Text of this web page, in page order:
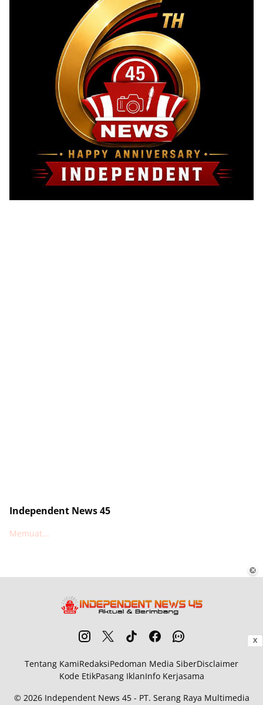
Independent News 45
Memuat...
X
✕
Tentang KamiRedaksiPedoman Media SiberDisclaimer
Kode EtikPasang IklanInfo Kerjasama
© 2026 Independent News 45- PT. Serang Raya Multimedia